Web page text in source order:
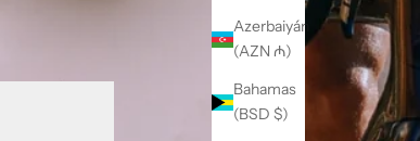
Azerbaiyán
(AZN ₼)
Bahamas
(BSD $)